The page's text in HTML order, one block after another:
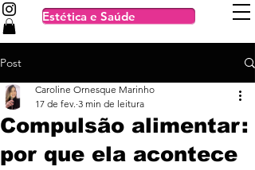
Estética e Saúde
Post
Compulsão alimentar:
por que ela acontece
Caroline Ornesque Marinho
17 de fev. 3 min de leitura